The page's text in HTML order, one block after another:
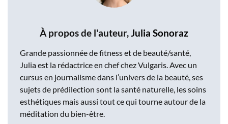
À propos de l'auteur,Julia Sonoraz
Grande passionnée de fitness et de beauté/santé,
Julia est la rédactrice en chef chez Vulgaris. Avec un
cursus en journalisme dans l’univers de la beauté, ses
sujets de prédilection sont la santé naturelle, les soins
esthétiques mais aussi tout ce qui tourne autour de la
méditation du bien-être.